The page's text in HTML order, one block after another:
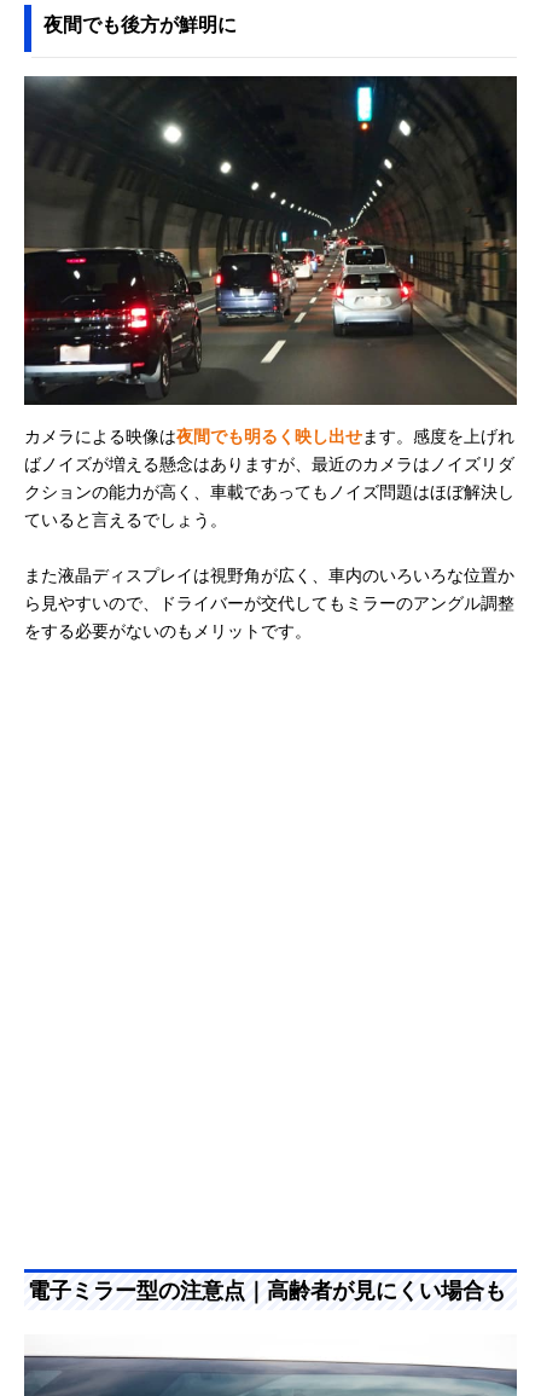
夜間でも後方が鮮明に
カメラによる映像は夜間でも明るく映し出せます。感度を上げれ
ばノイズが増える懸念はありますが、最近のカメラはノイズリダ
クションの能力が高く、車載であってもノイズ問題はほぼ解決し
ていると言えるでしょう。
また液晶ディスプレイは視野角が広く、車内のいろいろな位置か
ら見やすいので、ドライバーが交代してもミラーのアングル調整
をする必要がないのもメリットです。
電子ミラー型の注意点｜高齢者が見にくい場合も